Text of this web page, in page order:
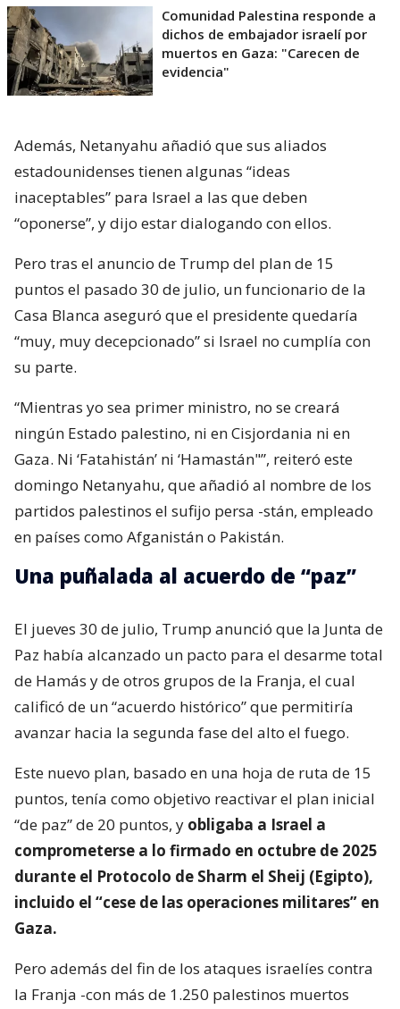
Comunidad Palestina responde a
dichos de embajador israelí por
muertos en Gaza: "Carecen de
evidencia"
Además, Netanyahu añadió que sus aliados
estadounidenses tienen algunas “ideas
inaceptables” para Israel a las que deben
“oponerse”, y dijo estar dialogando con ellos.
Pero tras el anuncio de Trump del plan de 15
puntos el pasado 30 de julio, un funcionario de la
Casa Blanca aseguró que el presidente quedaría
“muy, muy decepcionado” si Israel no cumplía con
su parte.
“Mientras yo sea primer ministro, no se creará
ningún Estado palestino, ni en Cisjordania ni en
Gaza. Ni ‘Fatahistán’ ni ‘Hamastán"”, reiteró este
domingo Netanyahu, que añadió al nombre de los
partidos palestinos el sufijo persa -stán, empleado
en países como Afganistán o Pakistán.
Una puñalada al acuerdo de “paz”
El jueves 30 de julio, Trump anunció que la Junta de
Paz había alcanzado un pacto para el desarme total
de Hamás y de otros grupos de la Franja, el cual
calificó de un “acuerdo histórico” que permitiría
avanzar hacia la segunda fase del alto el fuego.
Este nuevo plan, basado en una hoja de ruta de 15
puntos, tenía como objetivo reactivar el plan inicial
“de paz” de 20 puntos, y obligaba a Israel a
comprometerse a lo firmado en octubre de 2025
durante el Protocolo de Sharm el Sheij (Egipto),
incluido el “cese de las operaciones militares” en
Gaza.
Pero además del fin de los ataques israelíes contra
la Franja -con más de 1.250 palestinos muertos